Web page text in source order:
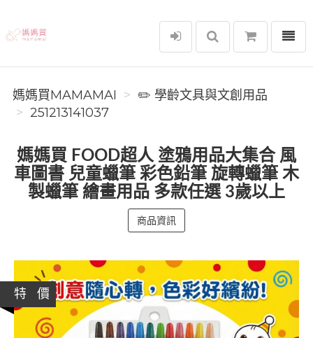
媽媽買MAMAMAI
選單
媽媽買MAMAMAI
✏️ 學齡文具與文創用品
251213141037
媽媽買 FOOD超人 塗鴉用品大集合 風
車圖書 兒童蠟筆 彩色鉛筆 旋轉蠟筆 木
製蠟筆 繪畫用品 多款任選 3歲以上
商品資訊
特 價